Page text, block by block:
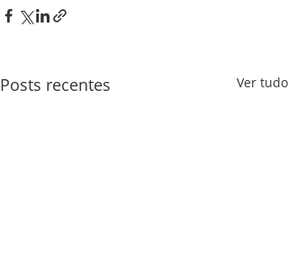
Posts recentes Ver tudo